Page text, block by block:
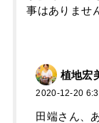
事はありませ
植地宏
2020-12-20
田端さん、